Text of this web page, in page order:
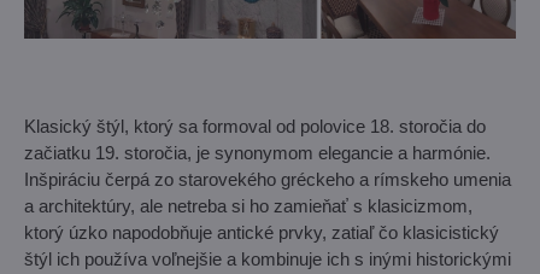
Klasický štýl, ktorý sa formoval od polovice 18. storočia do
začiatku 19. storočia, je synonymom elegancie a harmónie.
Inšpiráciu čerpá zo starovekého gréckeho a rímskeho umenia
a architektúry, ale netreba si ho zamieňať s klasicizmom,
ktorý úzko napodobňuje antické prvky, zatiaľ čo klasicistický
štýl ich používa voľnejšie a kombinuje ich s inými historickými